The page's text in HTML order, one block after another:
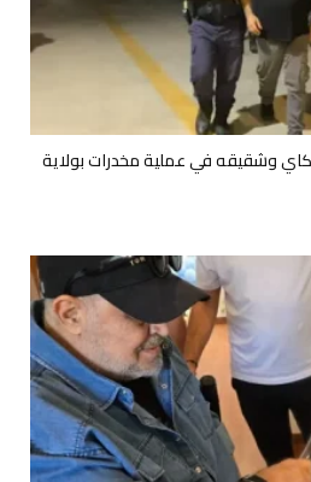
وشقيقه في عملية مخدرات بولاية